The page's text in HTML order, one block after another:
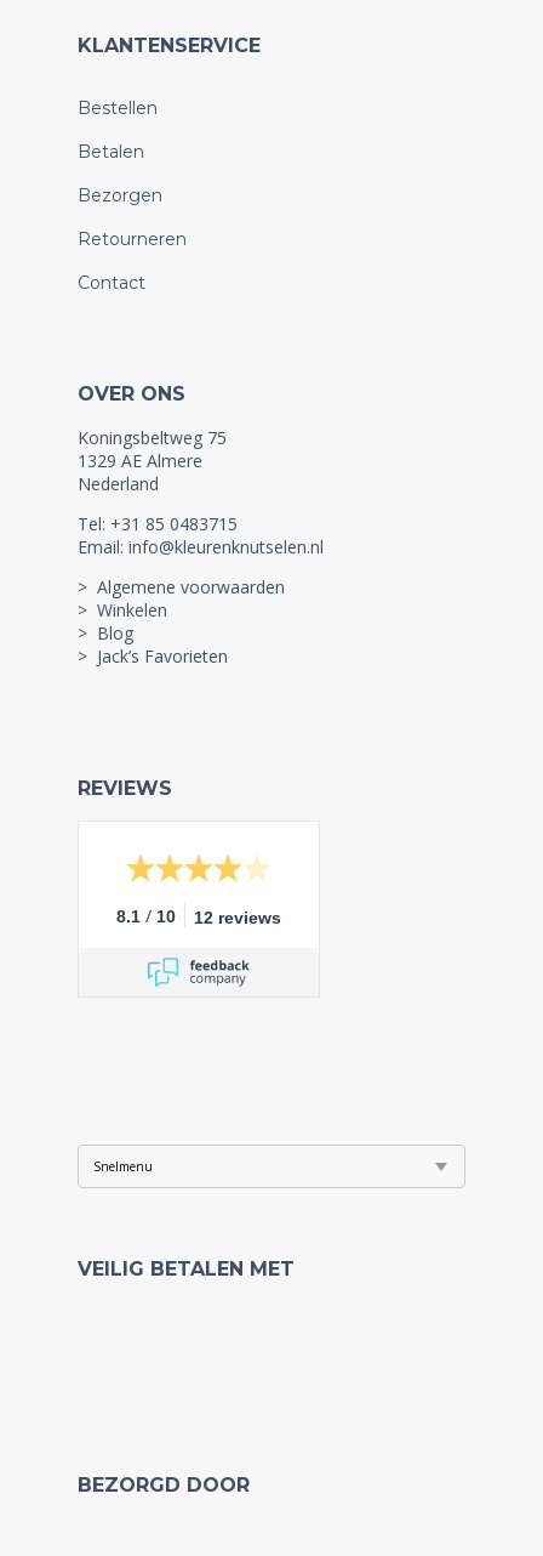
KLANTENSERVICE
Bestellen
Betalen
Bezorgen
Retourneren
Contact
OVER ONS
Koningsbeltweg 75
1329 AE Almere
Nederland
Tel: +31 85 0483715
Email: info@kleurenknutselen.nl
> Algemene voorwaarden
> Winkelen
> Blog
> Jack’s Favorieten
REVIEWS
8.1 / 10 12 reviews
VEILIG BETALEN MET
BEZORGD DOOR